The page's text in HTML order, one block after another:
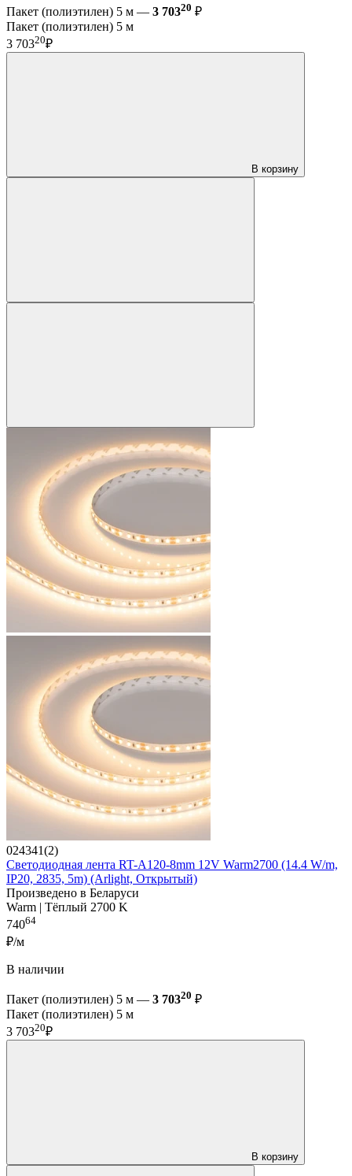
Пакет (полиэтилен) 5 м — 3 70320 ₽
Пакет (полиэтилен) 5 м
3 70320₽
В корзину
024341(2)
Светодиодная лента RT-A120-8mm 12V Warm2700 (14.4 W/m,
IP20, 2835, 5m) (Arlight, Открытый)
Произведено в Беларуси
Warm | Тёплый 2700 K
74064
₽/м
В наличии
Пакет (полиэтилен) 5 м — 3 70320 ₽
Пакет (полиэтилен) 5 м
3 70320₽
В корзину